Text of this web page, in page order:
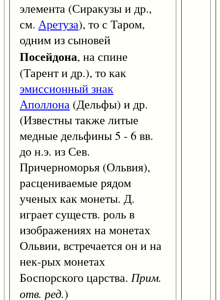
элемента (Сиракузы и др.,
см. Аретуза), то с Таром,
одним из сыновей
Посейдона, на спине
(Тарент и др.), то как
эмиссионный знак
Аполлона (Дельфы) и др.
(Известны также литые
медные дельфины 5 - 6 вв.
до н.э. из Сев.
Причерноморья (Ольвия),
расцениваемые рядом
ученых как монеты. Д.
играет существ. роль в
изображениях на монетах
Ольвии, встречается он и на
нек-рых монетах
Боспорского царства. Прим.
отв. ред.)